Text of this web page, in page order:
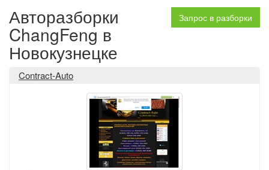
Запрос в разборки
Авторазборки
ChangFeng в
Новокузнецке
Contract-Auto